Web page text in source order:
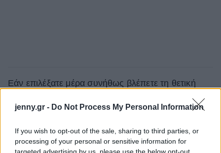
jenny.gr - Do Not Process My Personal Information
If you wish to opt-out of the sale, sharing to third parties, or
processing of your personal or sensitive information for
targeted advertising by us, please use the below opt-out
Εάν επιλέξατε μέρα συνήθως βλέπετε τη θετική
πλευρά των πραγμάτων, ενώ εάν επιλέξατε νύχτα
βλέπετε συνήθως την αρνητική πλευρά.
Ο Κύβος: ο κύβος είστε Εσείς